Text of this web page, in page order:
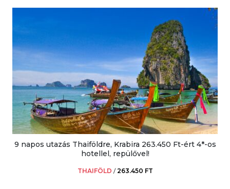
9 napos utazás Thaiföldre, Krabira 263.450 Ft-ért 4*-os
hotellel, repülővel!
THAIFÖLD /263.450 FT